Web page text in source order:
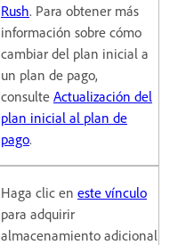
Rush. Para obtener más
información sobre cómo
cambiar del plan inicial a
un plan de pago,
consulte Actualización del
plan inicial al plan de
pago.
Haga clic en este vínculo
para adquirir
almacenamiento adicional